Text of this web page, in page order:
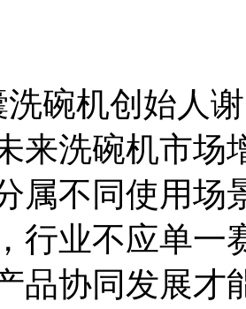
碗机创始人
来洗碗机市场
属不同使用场
行业不应单一
品协同发展才